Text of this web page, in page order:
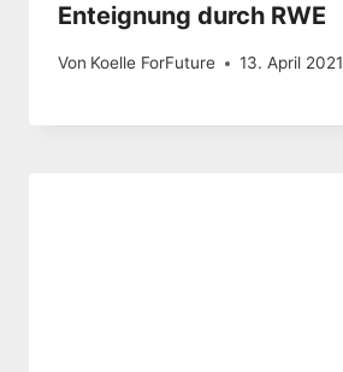
Enteignung durch RWE
Von Koelle ForFuture 13. April 2021